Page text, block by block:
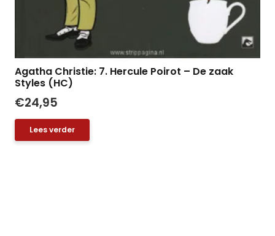
Agatha Christie: 7. Hercule Poirot – De zaak
Styles (HC)
€24,95
Lees verder